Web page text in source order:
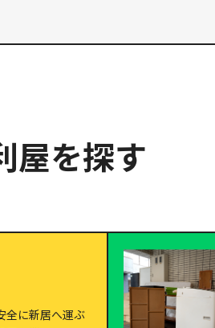
屋を探す
全に新居へ運ぶ